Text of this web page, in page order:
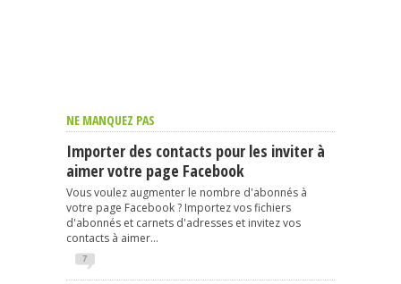
NE MANQUEZ PAS
Importer des contacts pour les inviter à
aimer votre page Facebook
Vous voulez augmenter le nombre d'abonnés à
votre page Facebook ? Importez vos fichiers
d'abonnés et carnets d'adresses et invitez vos
contacts à aimer...
7